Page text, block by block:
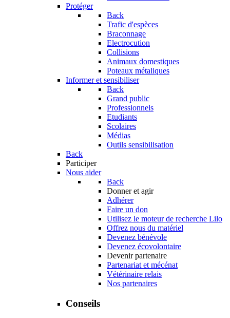
Protéger
Back
Trafic d'espèces
Braconnage
Electrocution
Collisions
Animaux domestiques
Poteaux métaliques
Informer et sensibiliser
Back
Grand public
Professionnels
Etudiants
Scolaires
Médias
Outils sensibilisation
Back
Participer
Nous aider
Back
Donner et agir
Adhérer
Faire un don
Utilisez le moteur de recherche Lilo
Offrez nous du matériel
Devenez bénévole
Devenez écovolontaire
Devenir partenaire
Partenariat et mécénat
Vétérinaire relais
Nos partenaires
Conseils